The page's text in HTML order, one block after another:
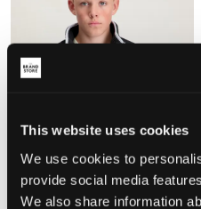
This website uses cookies
We use cookies to
provide social media
We also share information